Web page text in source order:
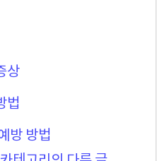
상
법
방 방법